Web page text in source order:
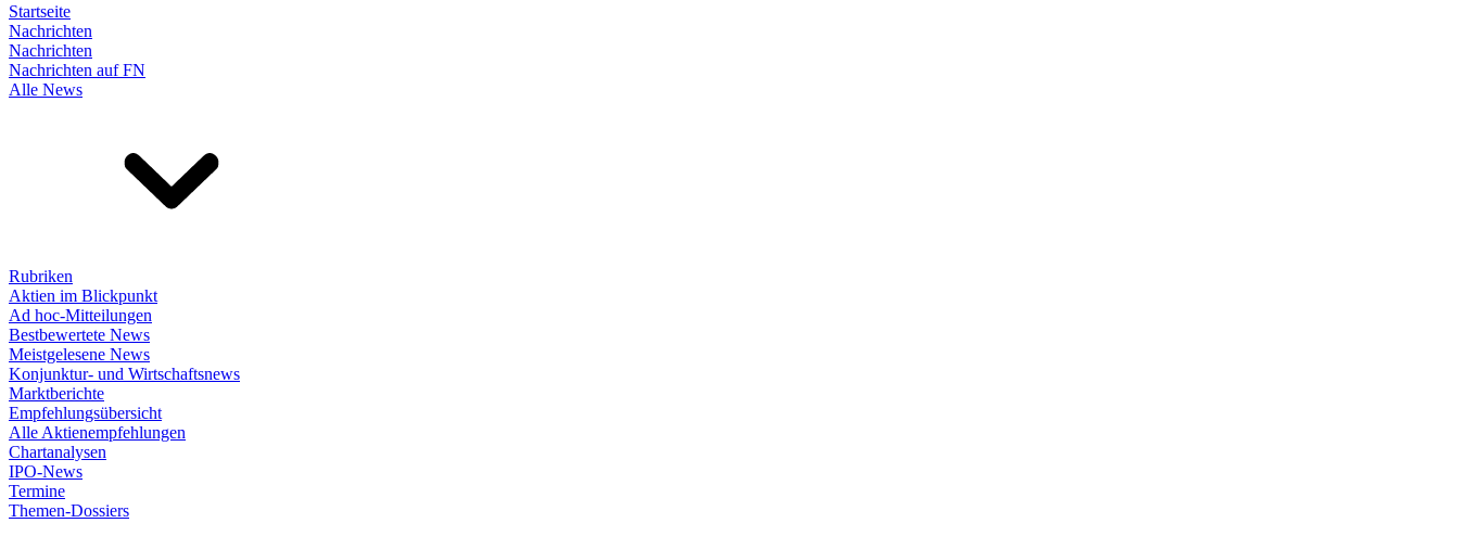
Startseite
Nachrichten
Nachrichten
Nachrichten auf FN
Alle News
Rubriken
Aktien im Blickpunkt
Ad hoc-Mitteilungen
Bestbewertete News
Meistgelesene News
Konjunktur- und Wirtschaftsnews
Marktberichte
Empfehlungsübersicht
Alle Aktienempfehlungen
Chartanalysen
IPO-News
Termine
Themen-Dossiers